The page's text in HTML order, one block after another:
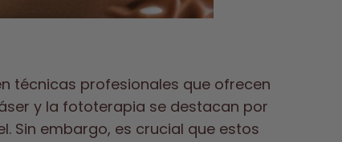
técnicas profesionales que ofrecen
y la fototerapia se destacan por
Sin embargo, es crucial que estos